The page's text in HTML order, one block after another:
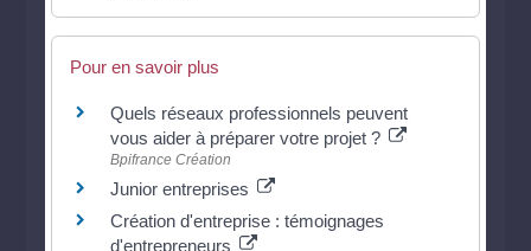
Pour en savoir plus
Quels réseaux professionnels peuvent
vous aider à préparer votre projet ?
Bpifrance Création
Junior entreprises
Création d'entreprise : témoignages
d'entrepreneurs